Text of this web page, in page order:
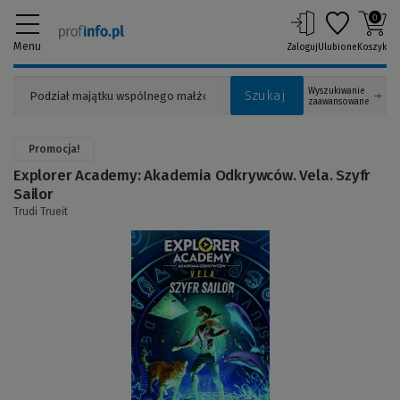
Menu
Szukaj
Wyszukiwanie
zaawansowane
ZalogujUlubione
0
Koszyk
Promocja!
(Link
do
innej
strony)
Explorer Academy: Akademia Odkrywców. Vela. Szyfr
Sailor
Trudi Trueit